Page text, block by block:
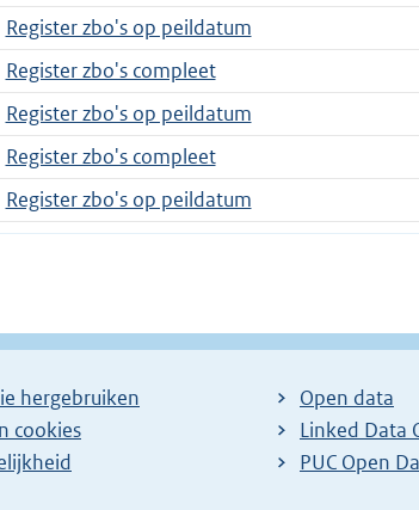
Register zbo's op peildatum
Register zbo's compleet
Register zbo's op peildatum
Register zbo's compleet
Register zbo's op peildatum
hergebruiken
cookies
Open data
Linked Data
PUC Open